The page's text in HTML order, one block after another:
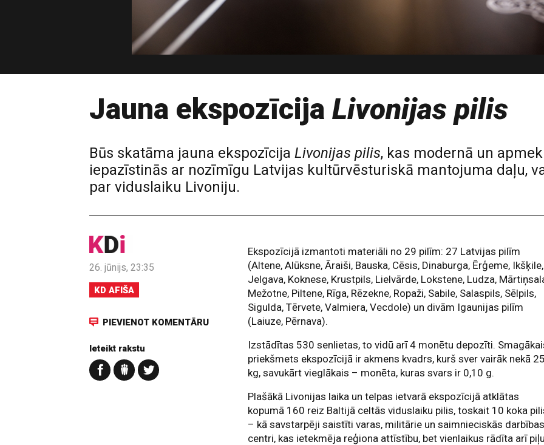
Jauna ekspozīcija Livonijas pilis
Būs skatāma jauna ekspozīcija Livonijas pilis, kas modernā un
iepazīstinās ar nozīmīgu Latvijas kultūrvēsturiskā mantojuma daļu,
par viduslaiku Livoniju.
26. jūnijs, 23:35
KD AFIŠA
PIEVIENOT KOMENTĀRU
Ieteikt rakstu
Ekspozīcijā izmantoti materiāli no 29 pilīm: 27 Latvijas pilīm
(Altene, Alūksne, Āraiši, Bauska, Cēsis, Dinaburga, Ērģeme, Ikšķile,
Jelgava, Koknese, Krustpils, Lielvārde, Lokstene, Ludza,
Mežotne, Piltene, Rīga, Rēzekne, Ropaži, Sabile, Salaspils, Sēlpils,
Sigulda, Tērvete, Valmiera, Vecdole) un divām Igaunijas pilīm
(Laiuze, Pērnava).
Izstādītas 530 senlietas, to vidū arī 4 monētu depozīti.
priekšmets ekspozīcijā ir akmens kvadrs, kurš sver vairāk nekā
kg, savukārt vieglākais – monēta, kuras svars ir 0,10 g.
Plašākā Livonijas laika un telpas ietvarā ekspozīcijā atklātas
kopumā 160 reiz Baltijā celtās viduslaiku pilis, toskait 10 koka
– kā savstarpēji saistīti varas, militārie un saimnieciskās darbības
centri, kas ietekmēja reģiona attīstību, bet vienlaikus rādīta arī piļu